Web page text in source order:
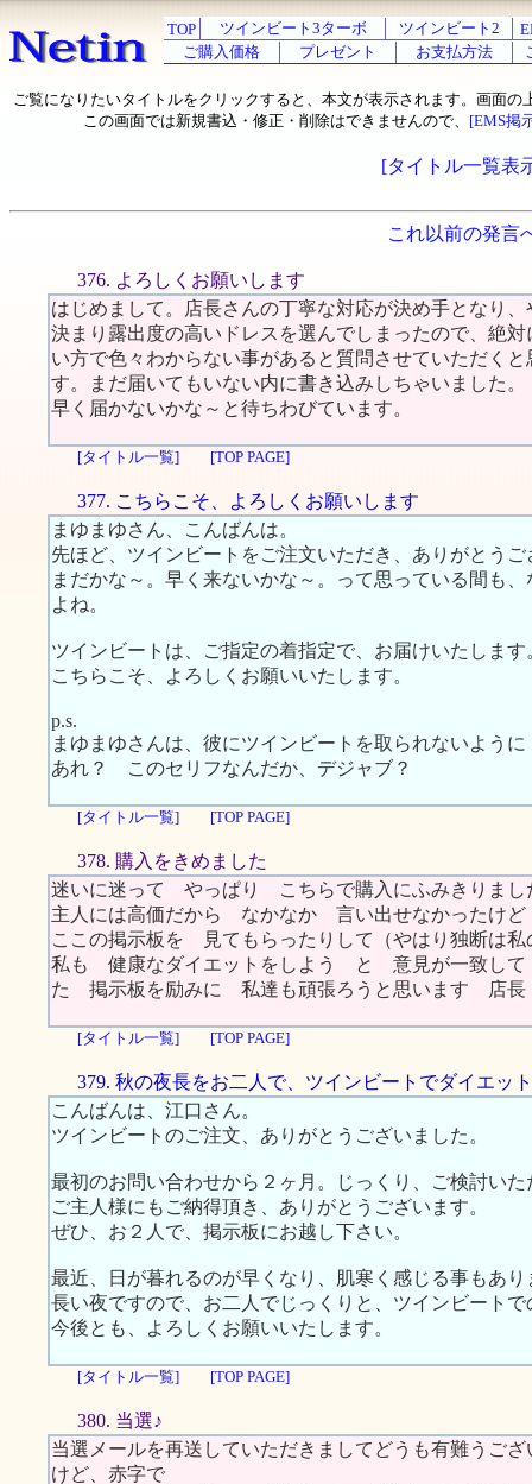
TOP ツインビート3ターボ ツインビート2
ご購入価格
プレゼント お支払方法
ご覧になりたいタイトルをクリックすると、本文が表示されます。画面の
この画面では新規書込・修正・削除はできませんので、 [EMS掲
[タイトル一覧表
これ以前の発言
376. よろしくお願いします
はじめまして。店長さんの丁寧な対応が決め手となり
決まり露出度の高いドレスを選んでしまったので、絶
い方で色々わからない事があると質問させていただく
す。まだ届いてもいない内に書き込みしちゃいました。
早く届かないかな～と待ちわびています。
[タイトル一覧] [TOP PAGE]
377. こちらこそ、よろしくお願いします
まゆまゆさん、こんばんは。
先ほど、ツインビートをご注文いただき、ありがとうご
まだかな～。早く来ないかな～。って思っている間も
よね。
ツインビートは、ご指定の着指定で、お届けいたします
こちらこそ、よろしくお願いいたします。
p.s.
まゆまゆさんは、彼にツインビートを取られないように
あれ？ このセリフなんだか、デジャブ？
[タイトル一覧] [TOP PAGE]
378. 購入をきめました
迷いに迷って やっぱり こちらで購入にふみきりまし
主人には高価だから なかなか 言い出せなかったけど
ここの掲示板を 見てもらったりして（やはり独断は
私も 健康なダイエットをしよう と 意見が一致して
た 掲示板を励みに 私達も頑張ろうと思います 店
[タイトル一覧] [TOP PAGE]
379. 秋の夜長をお二人で、ツインビートでダイエット
こんばんは、江口さん。
ツインビートのご注文、ありがとうございました。
最初のお問い合わせから２ヶ月。じっくり、ご検討い
ご主人様にもご納得頂き、ありがとうございます。
ぜひ、お２人で、掲示板にお越し下さい。
最近、日が暮れるのが早くなり、肌寒く感じる事もあり
長い夜ですので、お二人でじっくりと、ツインビート
今後とも、よろしくお願いいたします。
[タイトル一覧] [TOP PAGE]
380. 当選♪
当選メールを再送していただきましてどうも有難うご
けど、赤字で